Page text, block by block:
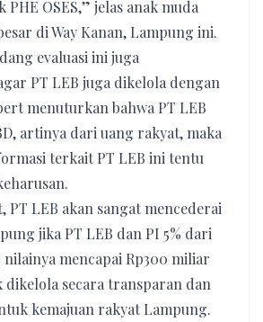
OSES,” jelas anak muda
di Way Kanan, Lampung ini.
evaluasi ini juga
PT LEB juga dikelola dengan
menuturkan bahwa PT LEB
artinya dari uang rakyat, maka
terkait PT LEB ini tentu
PT LEB akan sangat mencederai
jika PT LEB dan PI 5% dari
nilainya mencapai Rp300 miliar
secara transparan dan
kemajuan rakyat Lampung.